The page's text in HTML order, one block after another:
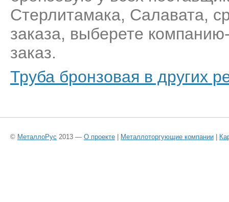
Стерлитамака, Салавата,
заказа, выберете
заказ.
Труба бронзовая в других
© МеталлоРус 2013 — О проекте | Металлоторгующие компании |